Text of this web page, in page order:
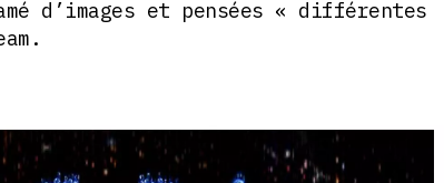
d’images et pensées « différentes